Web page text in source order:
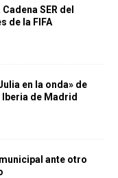
SER del
de la FIFA
en la onda» de
Iberia de Madrid
ante otro